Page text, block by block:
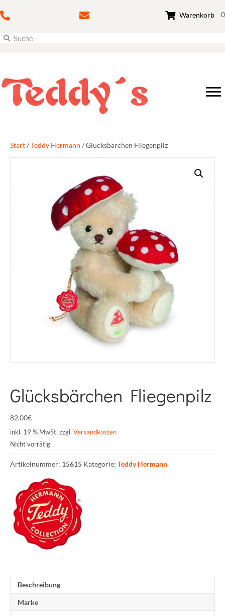
Warenkorb 0
Start/Teddy Hermann / Glücksbärchen Fliegenpilz
Glücksbärchen Fliegenpilz
82,00€
inkl. 19 % MwSt. zzgl. Versandkosten
Nicht vorrätig
Artikelnummer: 15615 Kategorie: Teddy Hermann
Beschreibung
Marke